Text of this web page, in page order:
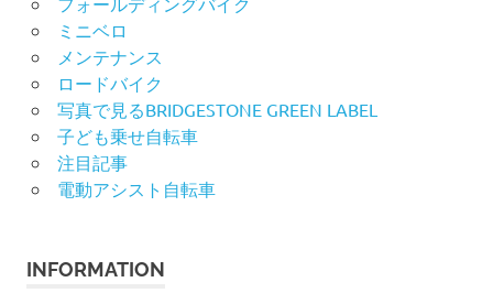
ミニベロ
メンテナンス
ロードバイク
写真で見るBRIDGESTONE GREEN LABEL
子ども乗せ自転車
注目記事
電動アシスト自転車
INFORMATION